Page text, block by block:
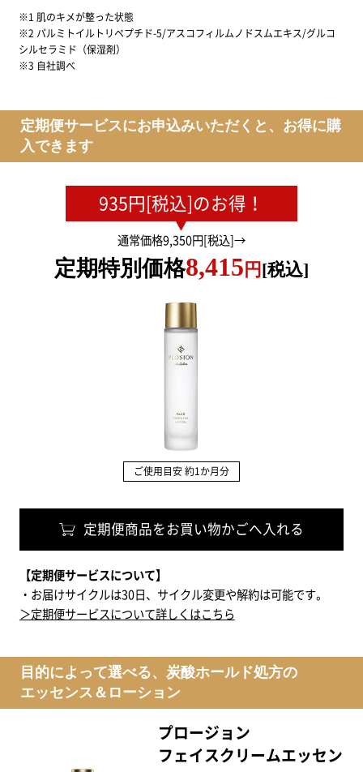
※1 肌のキメが整った状態
※2 パルミトイルトリペプチド-5/アスコフィルムノドスムエキス/グルコ
シルセラミド（保湿剤）
※3 自社調べ
定期便サービスにお申込みいただくと、お得に購
入できます
935円[税込]のお得！
通常価格9,350円[税込]→
定期特別価格8,415 円 [税込]
ご使用目安 約1か月分
定期便商品をお買い物かごへ入れる
【定期便サービスについて】
・お届けサイクルは30日、サイクル変更や解約は可能です。
＞定期便サービスについて詳しくはこちら
目的によって選べる、炭酸ホールド処方の
エッセンス＆ローション
プロージョン
フェイスクリームエッセン